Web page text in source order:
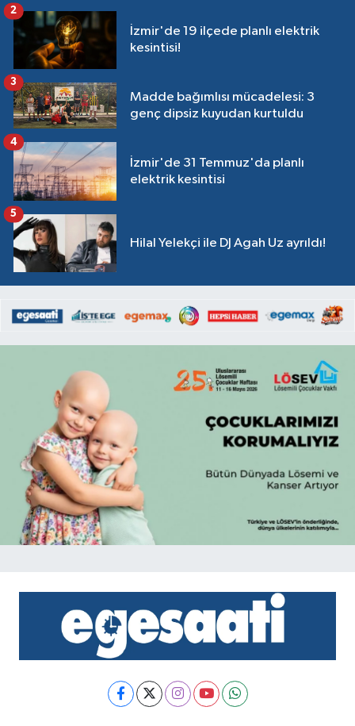
İzmir'de 19 ilçede planlı elektrik
kesintisi!
2
Madde bağımlısı mücadelesi: 3
genç dipsiz kuyudan kurtuldu
3
İzmir'de 31 Temmuz'da planlı
elektrik kesintisi
4
Hilal Yelekçi ile DJ Agah Uz ayrıldı!
5